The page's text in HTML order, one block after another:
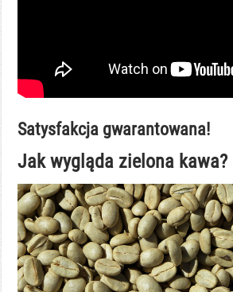
Satysfakcja gwarantowana!
Jak wygląda zielona kawa?